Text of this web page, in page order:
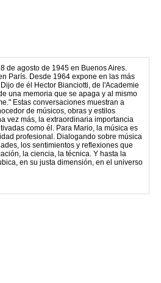
de agosto de 1945 en Buenos Aires.
París. Desde 1964 expone en las más
de él Hector Bianciotti, de l'Academie
una memoria que se apaga y al mismo
Estas conversaciones muestran a
de músicos, obras y estilos
vez más, la extraordinaria importancia
como él. Para Mario, la música es
profesional. Dialogando sobre música
los sentimientos y reflexiones que
la ciencia, la técnica. Y hasta la
en su justa dimensión, en el universo